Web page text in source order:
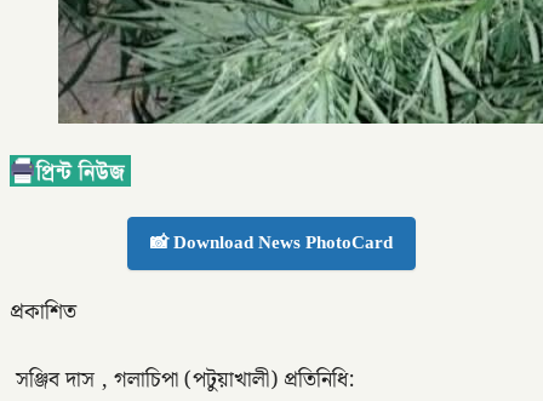
📸 Download News PhotoCard
প্রকাশিত
সঞ্জিব দাস , গলাচিপা (পটুয়াখালী) প্রতিনিধি: